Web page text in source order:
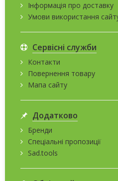
Інформація про доставку
Умови використання
Сервісні служби
Контакти
Повернення товару
Мапа сайту
Додатково
Бренди
Спеціальні пропозиції
Sad.tools